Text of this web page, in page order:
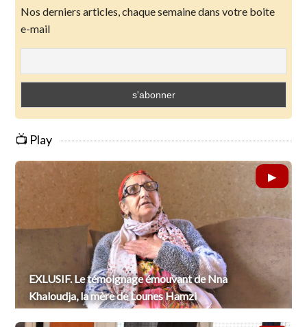
Nos derniers articles, chaque semaine dans votre boite
e-mail
📺 Play
EXLUSIF. Le témoignage émouvant de Nna
Khaloudja, la mère de Lounes Hamzi